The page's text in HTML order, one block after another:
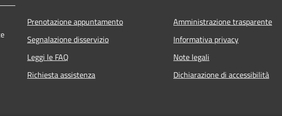
Prenotazione appuntamento
Segnalazione disservizio
Leggi le FAQ
Richiesta assistenza
Amministrazione trasparente
Informativa privacy
Note legali
Dichiarazione di accessibilità